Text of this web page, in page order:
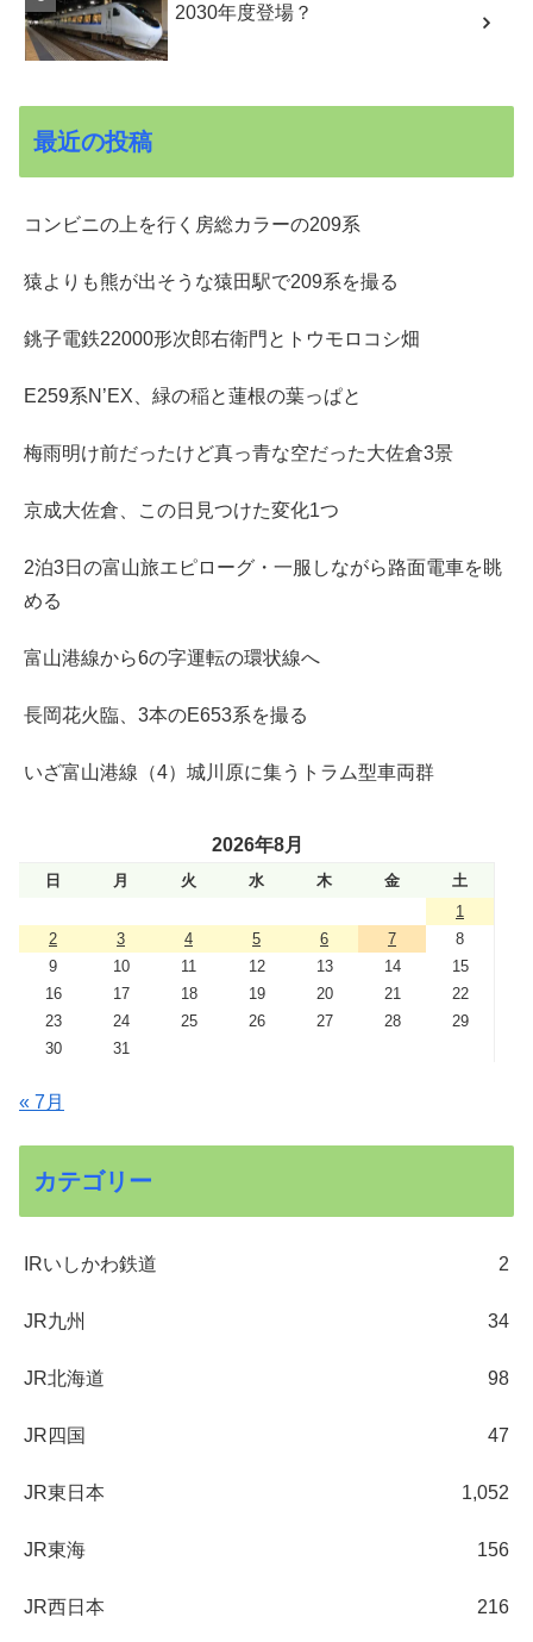
2030年度登場？
最近の投稿
コンビニの上を行く房総カラーの209系
猿よりも熊が出そうな猿田駅で209系を撮る
銚子電鉄22000形次郎右衛門とトウモロコシ畑
E259系N’EX、緑の稲と蓮根の葉っぱと
梅雨明け前だったけど真っ青な空だった大佐倉3景
京成大佐倉、この日見つけた変化1つ
2泊3日の富山旅エピローグ・一服しながら路面電車を眺
める
富山港線から6の字運転の環状線へ
長岡花火臨、3本のE653系を撮る
いざ富山港線（4）城川原に集うトラム型車両群
2026年8月
日 月 火 水 木 金
土
1
2
3 4 5 6 7
8
9
10 11 12 13 14
15
16
17 18 19 20 21
22
23
24 25 26 27 28
29
30
31
« 7月
カテゴリー
IRいしかわ鉄道 2
JR九州 34
JR北海道 98
JR四国 47
JR東日本 1,052
JR東海 156
JR西日本 216